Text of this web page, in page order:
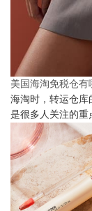
美国海淘免税仓有
海淘时，转运仓库
是很多人关注的重